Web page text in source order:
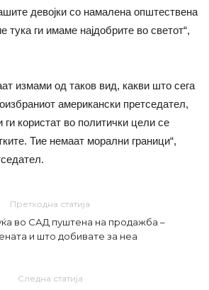
девојки со намалена општествена
тука ги имаме најдобрите во светот“,
измами од таков вид, какви што сега
американски претседател,
ги користат во политички цели се
Тие немаат морални граници“,
Претходна статија
во САД пуштена на продажба –
и што добивате за неа
Следна статија